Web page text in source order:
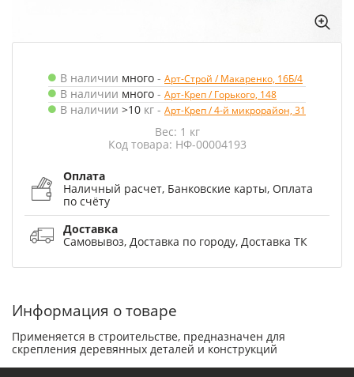
В наличии много - Арт-Строй / Макаренко, 16Б/4
В наличии много - Арт-Креп / Горького, 148
В наличии >10 кг - Арт-Креп / 4-й микрорайон, 31
Вес: 1 кг
Код товара: НФ-00004193
Оплата
Наличный расчет, Банковские карты, Оплата
по счёту
Доставка
Самовывоз, Доставка по городу, Доставка ТК
Информация о товаре
Применяется в строительстве, предназначен для
скрепления деревянных деталей и конструкций